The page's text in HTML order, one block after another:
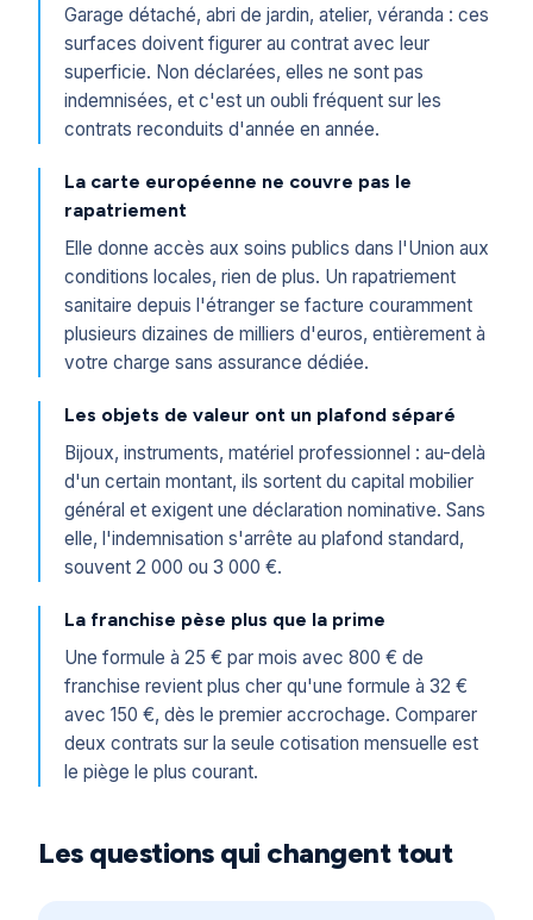
Garage détaché, abri de jardin, atelier, véranda : ces
surfaces doivent figurer au contrat avec leur
superficie. Non déclarées, elles ne sont pas
indemnisées, et c'est un oubli fréquent sur les
contrats reconduits d'année en année.
La carte européenne ne couvre pas le
rapatriement
Elle donne accès aux soins publics dans l'Union aux
conditions locales, rien de plus. Un rapatriement
sanitaire depuis l'étranger se facture couramment
plusieurs dizaines de milliers d'euros, entièrement à
votre charge sans assurance dédiée.
Les objets de valeur ont un plafond séparé
Bijoux, instruments, matériel professionnel : au-delà
d'un certain montant, ils sortent du capital mobilier
général et exigent une déclaration nominative. Sans
elle, l'indemnisation s'arrête au plafond standard,
souvent 2 000 ou 3 000 €.
La franchise pèse plus que la prime
Une formule à 25 € par mois avec 800 € de
franchise revient plus cher qu'une formule à 32 €
avec 150 €, dès le premier accrochage. Comparer
deux contrats sur la seule cotisation mensuelle est
le piège le plus courant.
Les questions qui changent tout